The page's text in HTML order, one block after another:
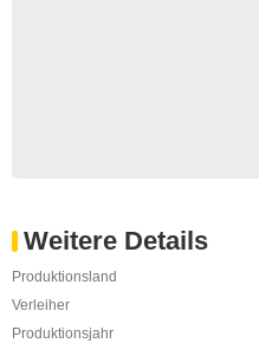
Weitere Details
Produktionsland
Verleiher
Produktionsjahr